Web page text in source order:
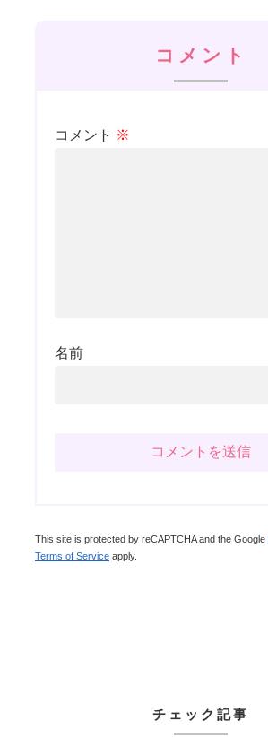
コメント
コメント ※
名前
This site is protected by reCAPTCHA and the Google
Terms of Service apply.
チェック記事